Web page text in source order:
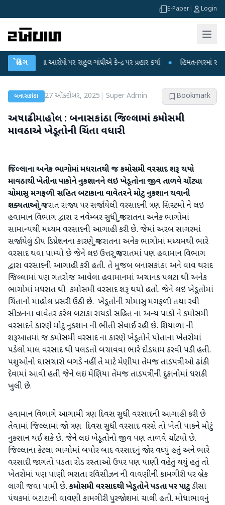
E-Paper Login
બ્રેકિંગ
આરોપો પર રાહુલ ગાંધીએ કેન્દ્ર પર પ્રહાર કર્યા ● હિંમતનગરમાં રહસ્યમય
બનાસકાંઠા 27 ઑક્ટોબર, 2025 Super Admin Bookmark
અષાઢી માહોલ : બનાસકાંઠા જિલ્લામાં કમોસમી
માવઠાએ ખેડૂતોની ચિંતા વધારી
જિલ્લાના અનેક ભાગોમાં મધરાતથી જ કમોસમી વરસાદ શરૂ થયો
માવઠાથી ખેતીના પાકોને નુકશાનને લઇ ખેડૂતોના જીવ તાળવે ચોંટ્યા
ચોમાસુ મગફળી સહિત બટાકાના વાવેતરને મોટુ નુકશાન થવાની
શક્યતાઓગુજરાત રાજ્ય પર સર્જાયેલી વરસાદની ત્રણ સિસ્ટમો ને લઇ
હવામાન વિભાગ દ્વારા ૨ નવેમ્બર સુધી ગુજરાતના અનેક ભાગોમાં
સામાન્યથી મધ્યમ વરસાદની આગાહી કરી છે. જેમાં અરબ સાગરમાં
સર્જાયેલું ડીપ ડિપ્રેશનના કારણે ગુજરાતના અનેક ભાગોમાં મધ્યમથી ભારે
વરસાદ થવા પામ્યો છે જેને લઇ ઉત્તર ગુજરાતમાં પણ હવામાન વિભાગ
દ્વારા વરસાદની આગાહી કરી હતી. તે મુજબ બનાસકાંઠા અને વાવ થરાદ
જિલ્લામાં પણ ગતરોજ આવેલા હવામાનમાં અચાનક પલટા થી અનેક
ભાગોમાં મધરાત થી કમોસમી વરસાદ શરૂ થયો હતો. જેને લઇ ખેડૂતોમાં
ચિંતાનો માહોલ પ્રસરી ઉઠી છે. ખેડૂતોની ચોમાસુ મગફળી તથા રવી
સીઝનના વાવેતર કરેલ બટાકા રાયડો સહિત ના અન્ય પાકો ને કમોસમી
વરસાદને કારણે મોટુ નુકશાન ની ભીતી સેવાઈ રહી છે. શિયાળા ની
શરૂઆતમાં જ કમોસમી વરસાદ ના કારણે ખેડૂતોને પોતાના ખેતરોમાં
પડેલો માલ વરસાદ થી પલડતો બચાવવા ભારે દોડધામ કરવી પડી હતી.
પશુઓનો ઘાસચારો બગડે નહીં તે માટે મેણીયા તેમજ તાડપત્રીઓ ઢાંકી
દેવામાં આવી હતી જેને લઇ મેણિયા તેમજ તાડપત્રીની દુકાનોમાં ધરાકી
ખુલી છે.
હવામાન વિભાગે આગામી ત્રણ દિવસ સુધી વરસાદની આગાહી કરી છે
તેવામાં જિલ્લામાં જો ત્રણ દિવસ સુધી વરસાદ વરસે તો ખેતી પાકને મોટું
નુકસાન થઈ શકે છે. જેને લઇ ખેડૂતોનો જીવ પણ તાળવે ચોંટયો છે.
જિલ્લાના કેટલા ભાગોમાં બપોર બાદ વરસાદનું જોર વધ્યું હતું અને ભારે
વરસાદી જાગતો પડતા રોડ રસ્તાઓ ઉપર પણ પાણી વહેતું થયું હતું તો
ખેતરોમાં પણ પાણી ભરાતા રવિસીઝન ની વાવણીની કામગીરી પર બ્રેક
લાગી જવા પામી છે. કમોસમી વરસાદથી ખેડૂતોને પડતા પર પાટુડીસા
પંથકમાં બટાટાની વાવણી કામગીરી પુરજોશમાં ચાલી હતી. મોધાભાવનું